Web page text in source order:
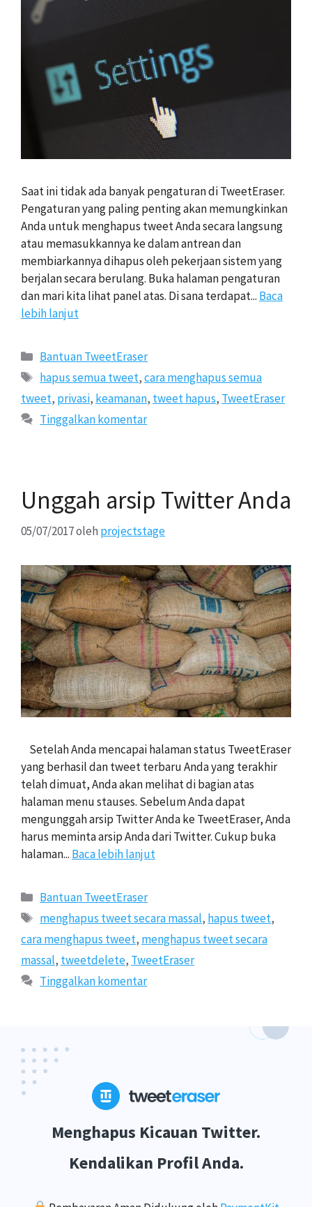
Saat ini tidak ada banyak pengaturan di TweetEraser.
Pengaturan yang paling penting akan memungkinkan
Anda untuk menghapus tweet Anda secara langsung
atau memasukkannya ke dalam antrean dan
membiarkannya dihapus oleh pekerjaan sistem yang
berjalan secara berulang. Buka halaman pengaturan
dan mari kita lihat panel atas. Di sana terdapat... Baca
lebih lanjut
Kategori
Bantuan TweetEraser
Tags
hapus semua tweet,cara menghapus semua
tweet, privasi, keamanan, tweet hapus, TweetEraser
Tinggalkan komentar
Unggah arsip Twitter Anda
05/07/2017oleh projectstage
Setelah Anda mencapai halaman status TweetEraser
yang berhasil dan tweet terbaru Anda yang terakhir
telah dimuat, Anda akan melihat di bagian atas
halaman menu stauses. Sebelum Anda dapat
mengunggah arsip Twitter Anda ke TweetEraser, Anda
harus meminta arsip Anda dari Twitter. Cukup buka
halaman... Baca lebih lanjut
Kategori
Bantuan TweetEraser
Tags
menghapus tweet secara massal, hapus tweet,
cara menghapus tweet, menghapus tweet secara
massal, tweetdelete, TweetEraser
Tinggalkan komentar
Menghapus Kicauan Twitter.
Kendalikan Profil Anda.